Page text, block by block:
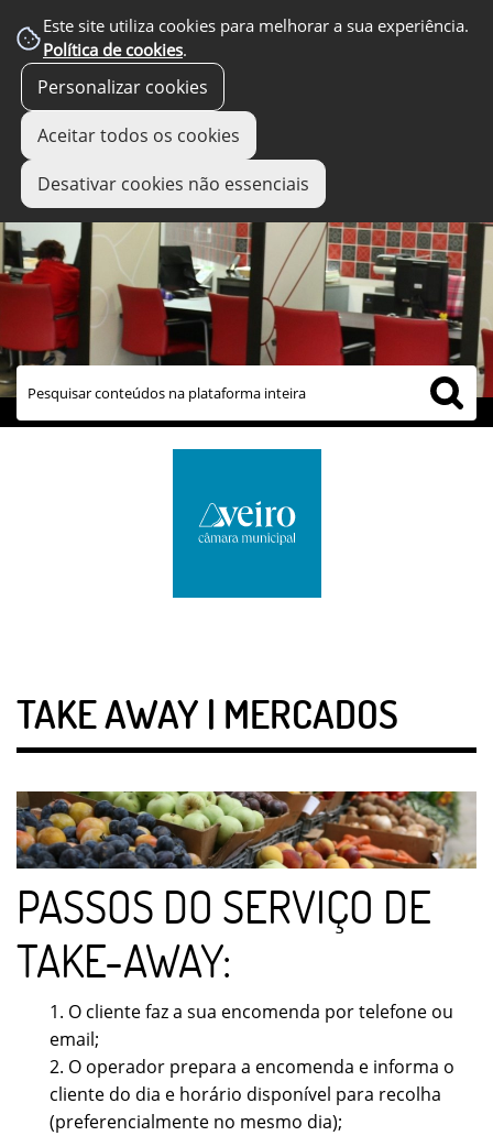
Este site utiliza cookies para melhorar a sua experiência.
Política de cookies.
Personalizar cookies
Aceitar todos os cookies
Desativar cookies não essenciais
links úteis
TAKE AWAY | MERCADOS
PASSOS DO SERVIÇO DE
TAKE-AWAY:
1. O cliente faz a sua encomenda por telefone ou
email;
2. O operador prepara a encomenda e informa o
cliente do dia e horário disponível para recolha
(preferencialmente no mesmo dia);